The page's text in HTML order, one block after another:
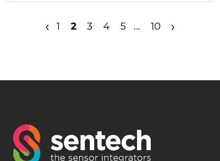
‹ 1 2 3 4 5 ... 10 ›